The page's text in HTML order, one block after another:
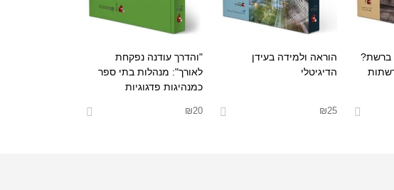
ברשת?
הוראה ולמידה בעידן
הדיגיטלי
₪25
"והדרך עודנה נפקחת
לאורך": מנהלות בתי ספר
כמנהיגות פדגוגיות
₪20